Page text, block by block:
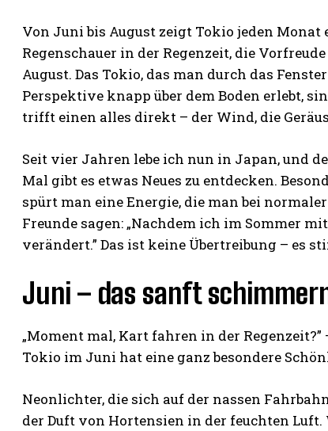
Von Juni bis August zeigt Tokio jeden
Regenschauer in der Regenzeit, die
August. Das Tokio, das man durch das
Perspektive knapp über dem Boden erlebt,
trifft einen alles direkt – der Wind, die
Seit vier Jahren lebe ich nun in Japan, und
Mal gibt es etwas Neues zu entdecken.
spürt man eine Energie, die man bei
Freunde sagen: „Nachdem ich im Sommer
verändert.” Das ist keine Übertreibung – es
Juni – das sanft
„Moment mal, Kart fahren in der
Tokio im Juni hat eine ganz besondere
Neonlichter, die sich auf der nassen
der Duft von Hortensien in der feuchten